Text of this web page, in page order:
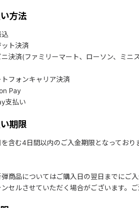
方法
込
ット決済
ニ決済(ファミリーマート、ローソン、ミニ
トフォンキャリア決済
Pay
支払い
期限
を含む4日間以内のご入金期限となっており
弾商品についてはご購入日の翌日までにご
セルさせていただく場合がございます。ご